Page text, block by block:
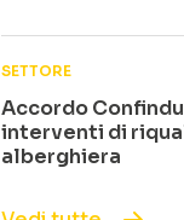
SETTORE
Accordo
interventi di
alberghiera